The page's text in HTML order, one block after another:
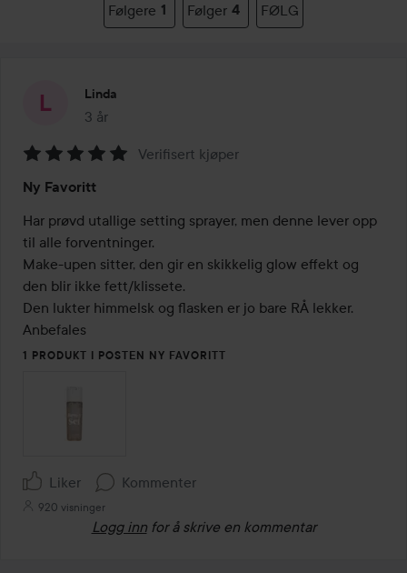
Følgere 1 Følger 4 FØLG
Linda
3 år
Innlegget ble opprettet 3 år
5
av
5
Verifisert kjøper
Ny Favoritt
Har prøvd utallige setting sprayer, men denne lever opp
til alle forventninger.
Make-upen sitter, den gir en skikkelig glow effekt og
den blir ikke fett/klissete.
Den lukter himmelsk og flasken er jo bare RÅ lekker.
Anbefales
1 PRODUKT I POSTEN NY FAVORITT
Liker Kommenter
920 visninger
Logg inn for å skrive en kommentar